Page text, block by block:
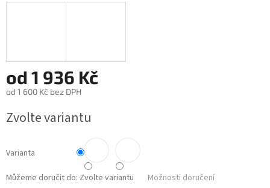
od 1 936 Kč
od 1 600 Kč bez DPH
cena:
Zvolte variantu
Varianta
Můžeme doručit do: Zvolte variantu Možnosti doručení